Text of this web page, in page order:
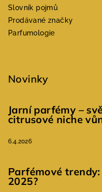
Slovník pojmů
Prodávané značky
Parfumologie
Novinky
Jarní parfémy –
citrusové niche
6.4.2026
Parfémové
2025?